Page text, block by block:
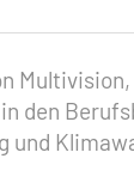
den
und